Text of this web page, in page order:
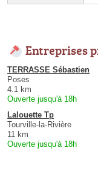
Entreprises
TERRASSE Sébastien
Poses
4.1 km
Ouverte jusqu'à 18h
Lalouette Tp
Tourville-la-Rivière
11 km
Ouverte jusqu'à 18h